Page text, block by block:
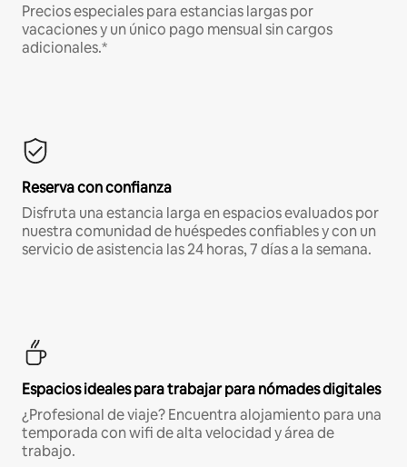
Precios especiales para estancias largas por
vacaciones y un único pago mensual sin cargos
adicionales.*
Reserva con confianza
Disfruta una estancia larga en espacios evaluados por
nuestra comunidad de huéspedes confiables y con un
servicio de asistencia las 24 horas, 7 días a la semana.
Espacios ideales para trabajar para nómades digitales
¿Profesional de viaje? Encuentra alojamiento para una
temporada con wifi de alta velocidad y área de
trabajo.